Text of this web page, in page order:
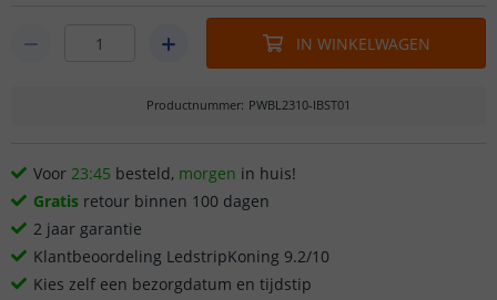
IN WINKELWAGEN
Productnummer: PWBL2310-IBST01
Voor 23:45 besteld, morgen in huis!
Gratis retour binnen 100 dagen
2 jaar garantie
Klantbeoordeling LedstripKoning 9.2/10
Kies zelf een bezorgdatum en tijdstip